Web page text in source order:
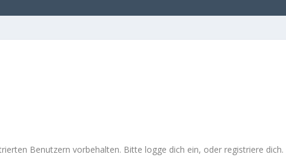
Benutzern vorbehalten. Bitte logge dich ein, oder registriere dich.